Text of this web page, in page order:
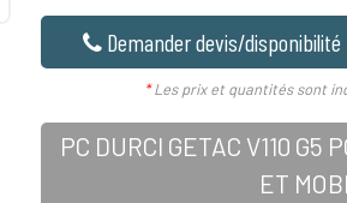
Demander devis/disponibilité
*Les prix et quantités sont
PC DURCI GETAC V110 G5
ET